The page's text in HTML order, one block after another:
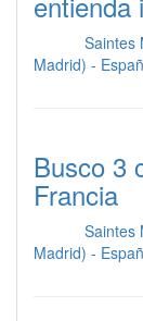
Saintes
Madrid) -
Busco 3
Francia
Saintes
Madrid) -